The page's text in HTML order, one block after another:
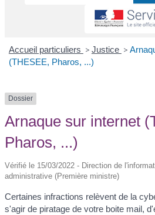
Accueil particuliers > Justice >
(THESEE, Pharos, ...)
Dossier
Arnaque sur internet
Pharos, ...)
Vérifié le 15/03/2022 - Direction de
administrative (Première ministre)
Certaines infractions relèvent de la
s'agir de piratage de votre boite mail,